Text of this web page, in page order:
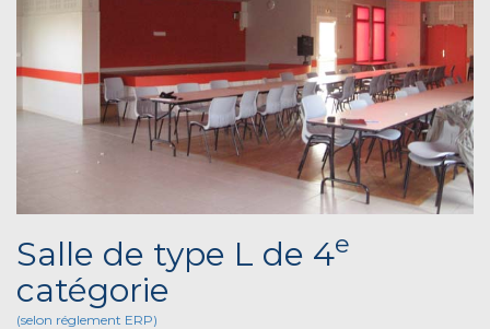
Salle de type L de 4e
catégorie
(selon réglement ERP)